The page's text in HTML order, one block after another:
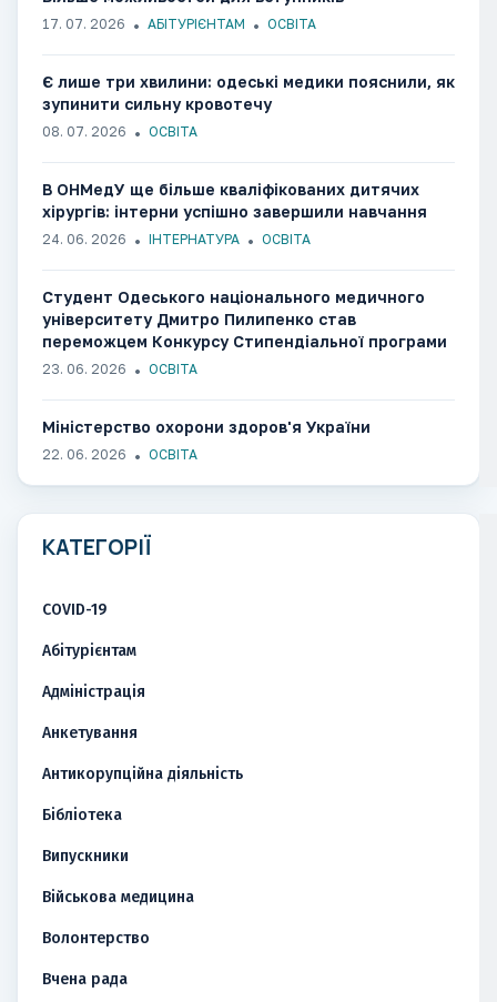
17. 07. 2026 АБІТУРІЄНТАМ ОСВІТА
Є лише три хвилини: одеські медики пояснили, як
зупинити сильну кровотечу
08. 07. 2026 ОСВІТА
В ОНМедУ ще більше кваліфікованих дитячих
хірургів: інтерни успішно завершили навчання
24. 06. 2026 ІНТЕРНАТУРА ОСВІТА
Студент Одеського національного медичного
університету Дмитро Пилипенко став
переможцем Конкурсу Стипендіальної програми
«Завтра.UA»
23. 06. 2026 ОСВІТА
Міністерство охорони здоров'я України
22. 06. 2026 ОСВІТА
КАТЕГОРІЇ
COVID-19
Абітурієнтам
Адміністрація
Анкетування
Антикорупційна діяльність
Бібліотека
Випускники
Військова медицина
Волонтерство
Вчена рада